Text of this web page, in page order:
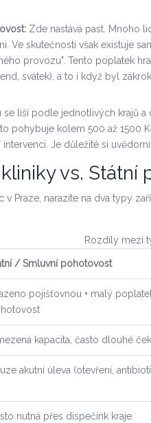
Zde nastává past. Mnoho
Ve skutečnosti však existuje
provozu". Tento poplatek
svátek), a to i když byl
liší podle jednotlivých krajů
pohybuje kolem 500 až 1500
Je důležité si
vs. Státní
v Praze, narazíte na dva typy
Rozdíly mezi
/ Smluvní pohotovost
pojišťovnou + malý
kapacita, často dlouhé
akutní úleva (otevření,
nutná přes dispečink kraje